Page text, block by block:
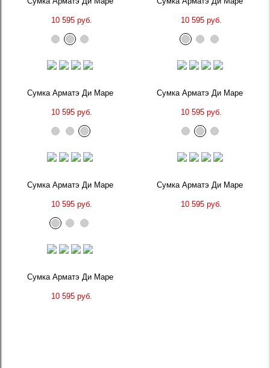
10 595 руб. 10 595 руб.
Сумка Арматэ Ди Маре
10 595 руб.
Сумка Арматэ Ди Маре
10 595 руб.
Сумка Арматэ Ди Маре
10 595 руб.
Сумка Арматэ Ди Маре
10 595 руб.
Сумка Арматэ Ди Маре
10 595 руб.